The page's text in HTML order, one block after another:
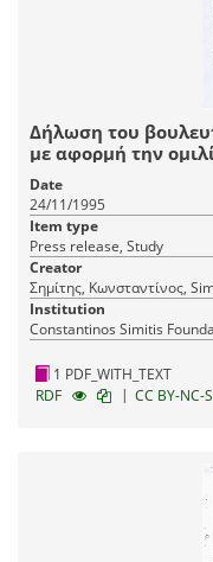
Δήλωση του
με αφορμή την
Αντιπολίτευσης Μ.
Date
24/11/1995
Item type
Press release, Study
Creator
Σημίτης, Κωνσταντίνος,
Institution
Constantinos Simitis
1 PDF_WITH_TEXT
RDF
| CC BY-NC-